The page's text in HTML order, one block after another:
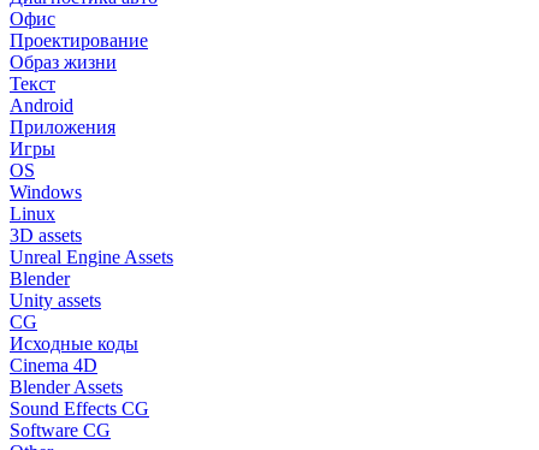
Офис
Проектирование
Образ жизни
Текст
Android
Приложения
Игры
OS
Windows
Linux
3D assets
Unreal Engine Assets
Blender
Unity assets
CG
Исходные коды
Cinema 4D
Blender Assets
Sound Effects CG
Software CG